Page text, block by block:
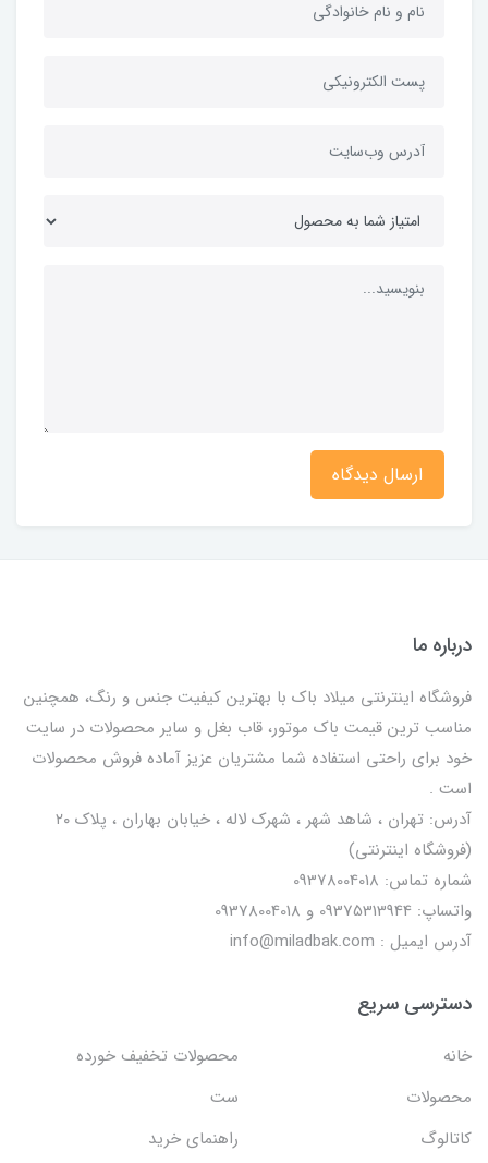
ارسال دیدگاه
درباره ما
فروشگاه اینترنتی میلاد باک با بهترین کیفیت جنس و رنگ، همچنین
مناسب ترین قیمت باک موتور، قاب بغل و سایر محصولات در سایت
خود برای راحتی استفاده شما مشتریان عزیز آماده فروش محصولات
است .
آدرس: تهران ، شاهد شهر ، شهرک لاله ، خیابان بهاران ، پلاک ۲۰
(فروشگاه اینترنتی)
شماره تماس: 09378004018
واتساپ: 09375313944 و 09378004018
آدرس ایمیل : info@miladbak.com
دسترسی سریع
خانه
محصولات تخفیف خورده
محصولات
ست
کاتالوگ
راهنمای خرید